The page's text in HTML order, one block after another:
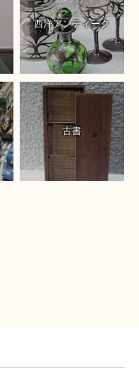
西洋アンティーク
古書